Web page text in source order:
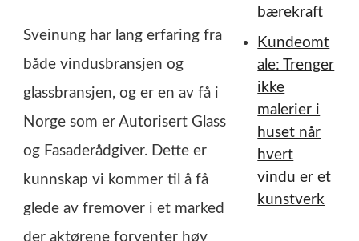
Sveinung har lang erfaring fra
både vindusbransjen og
glassbransjen, og er en av få i
Norge som er Autorisert Glass
og Fasaderådgiver. Dette er
kunnskap vi kommer til å få
glede av fremover i et marked
der aktørene forventer høy
bærekraft
Kundeomt
ale: Trenger
ikke
malerier i
huset når
hvert
vindu er et
kunstverk